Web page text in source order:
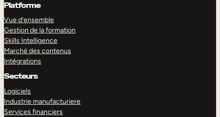
Platforme
Vue d’ensemble
Gestion de la formation
Skills Intelligence
Marché des contenus
Intégrations
Secteurs
Logiciels
Industrie manufacturiere
Services financiers